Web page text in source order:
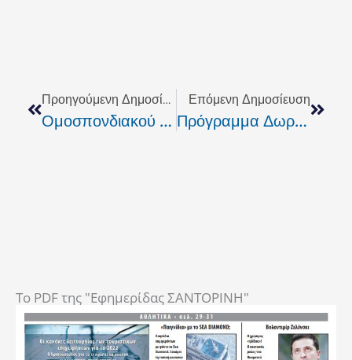
Προηγούμενη Δημοσίευση
Ομοσπονδιακού Τύπου Δημοκρατία Της Ελλάδας; Γϊνεται;
Επόμενη Δημοσίευση
Πρόγραμμα Δωρεάν Διανομής Τροφίμων
To PDF της "Εφημερίδας ΣΑΝΤΟΡΙΝΗ"